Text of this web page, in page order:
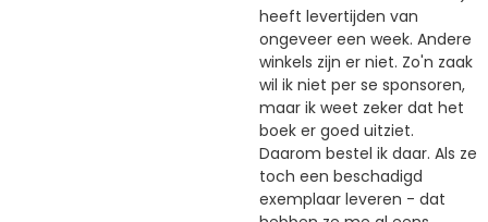
heeft levertijden van
ongeveer een week. Andere
winkels zijn er niet. Zo'n zaak
wil ik niet per se sponsoren,
maar ik weet zeker dat het
boek er goed uitziet.
Daarom bestel ik daar. Als ze
toch een beschadigd
exemplaar leveren - dat